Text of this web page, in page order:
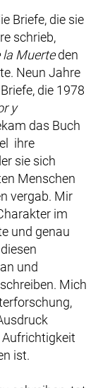
Briefe, die sie
schrieb,
la Muerteden
Neun Jahre
die 1978
y
das Buch
ihre
sie sich
Menschen
vergab. Mir
im
und genau
und
Mich
Aufrichtigkeit
ist.